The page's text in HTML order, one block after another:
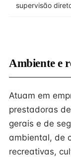
supervisão
Ambiente e
Atuam em
prestadoras
gerais e de
ambiental, de
recreativas,